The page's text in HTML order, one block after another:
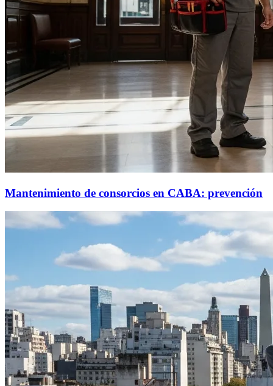
Mantenimiento de consorcios en CABA: prevención